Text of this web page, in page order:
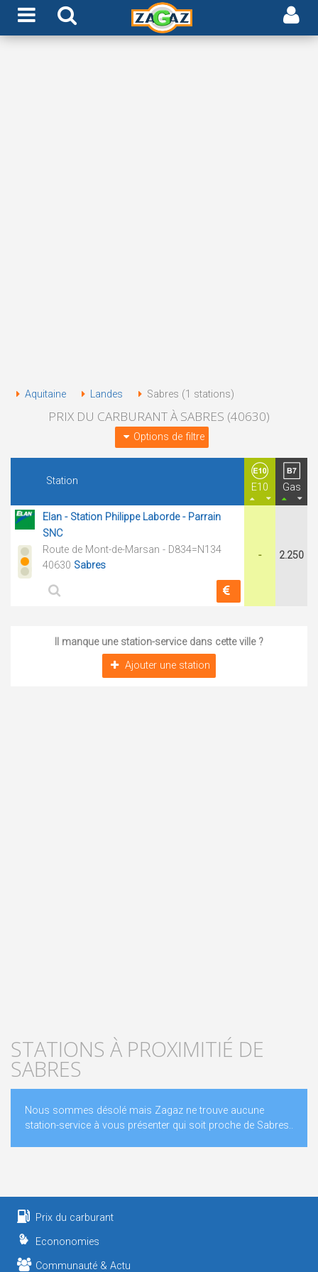
Aquitaine Landes Sabres (1 stations)
PRIX DU CARBURANT À SABRES (40630)
Options de filtre
Station
E10 Gas
Elan - Station Philippe Laborde - Parrain
SNC
Route de Mont-de-Marsan - D834=N134
40630 Sabres
- 2.250
Il manque une station-service dans cette ville ?
Ajouter une station
STATIONS À PROXIMITIÉ DE
SABRES
Nous sommes désolé mais Zagaz ne trouve aucune
station-service à vous présenter qui soit proche de Sabres..
Prix du carburant
Econonomies
Communauté & Actu